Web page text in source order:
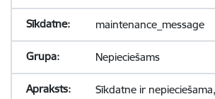
maintenance_message
Nepieciešams
Sīkdatne ir